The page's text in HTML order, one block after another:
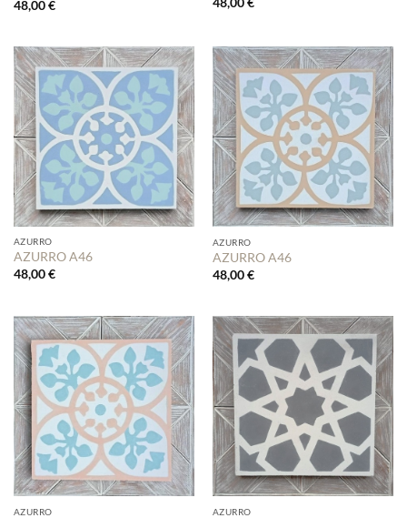
48,00€
AZURRO
AZURRO A46
48,00€
AZURRO
AZURRO A46
48,00€
AZURRO AZURRO